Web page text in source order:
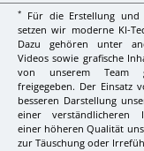
*
Für die Erstellung
setzen wir moderne KI-
Dazu gehören unter
Videos sowie grafische
von unserem Team
freigegeben. Der Einsatz
besseren Darstellung
einer verständlicheren
einer höheren Qualität
zur Täuschung oder